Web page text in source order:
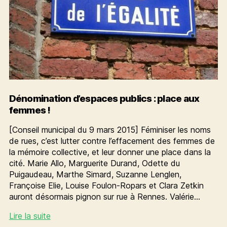
Dénomination d’espaces publics : place aux
femmes !
[Conseil municipal du 9 mars 2015] Féminiser les noms
de rues, c’est lutter contre l’effacement des femmes de
la mémoire collective, et leur donner une place dans la
cité. Marie Allo, Marguerite Durand, Odette du
Puigaudeau, Marthe Simard, Suzanne Lenglen,
Françoise Elie, Louise Foulon-Ropars et Clara Zetkin
auront désormais pignon sur rue à Rennes. Valérie…
Lire la suiteDénomination